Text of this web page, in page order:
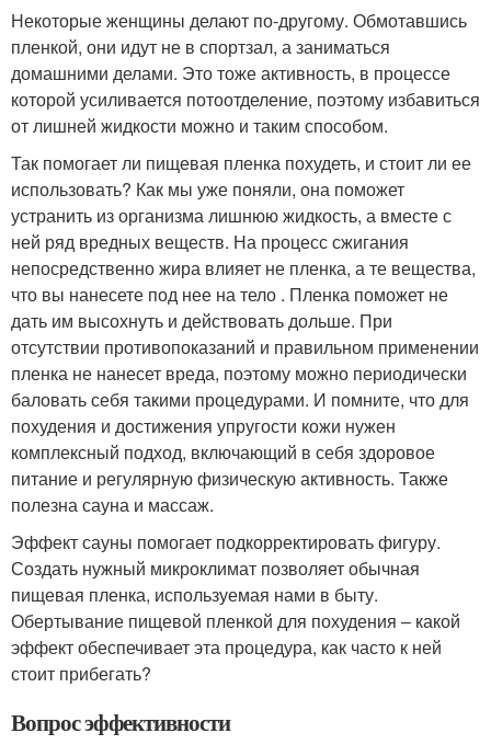
Некоторые женщины делают по-другому. Обмотавшись
пленкой, они идут не в спортзал, а заниматься
домашними делами. Это тоже активность, в процессе
которой усиливается потоотделение, поэтому избавиться
от лишней жидкости можно и таким способом.
Так помогает ли пищевая пленка похудеть, и стоит ли ее
использовать? Как мы уже поняли, она поможет
устранить из организма лишнюю жидкость, а вместе с
ней ряд вредных веществ. На процесс сжигания
непосредственно жира влияет не пленка, а те вещества,
что вы нанесете под нее на тело . Пленка поможет не
дать им высохнуть и действовать дольше. При
отсутствии противопоказаний и правильном применении
пленка не нанесет вреда, поэтому можно периодически
баловать себя такими процедурами. И помните, что для
похудения и достижения упругости кожи нужен
комплексный подход, включающий в себя здоровое
питание и регулярную физическую активность. Также
полезна сауна и массаж.
Эффект сауны помогает подкорректировать фигуру.
Создать нужный микроклимат позволяет обычная
пищевая пленка, используемая нами в быту.
Обертывание пищевой пленкой для похудения – какой
эффект обеспечивает эта процедура, как часто к ней
стоит прибегать?
Вопрос эффективности